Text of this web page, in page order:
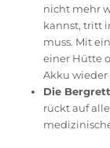
nicht mehr
kannst, tritt
muss. Mit
einer Hütte
Akku
Die
rückt auf